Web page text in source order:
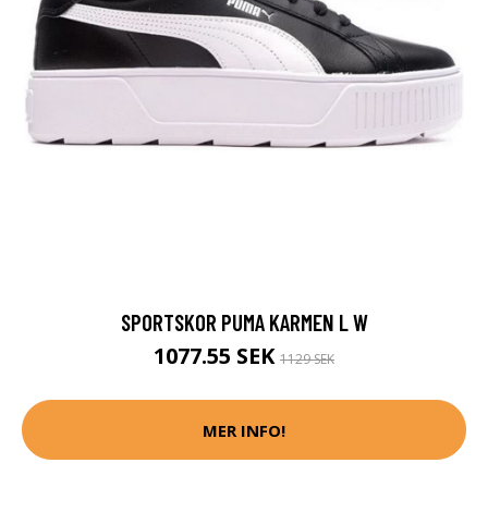
SPORTSKOR PUMA KARMEN L W
1077.55 SEK 1129 SEK
MER INFO!